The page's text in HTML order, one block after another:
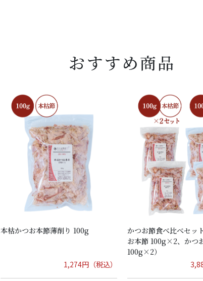
おすすめ商品
本枯かつお本節薄削り 100g
1,274円（税込）
かつお節食べ比べセッ
お本節 100g×2、かつ
100g×2）